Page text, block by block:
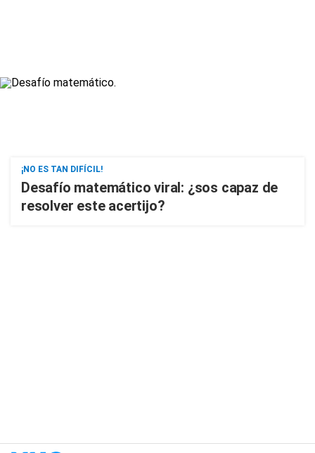
¡NO ES TAN DIFÍCIL!
Desafío matemático viral: ¿sos capaz de
resolver este acertijo?